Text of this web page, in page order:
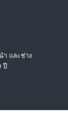
และช่าง
ปี